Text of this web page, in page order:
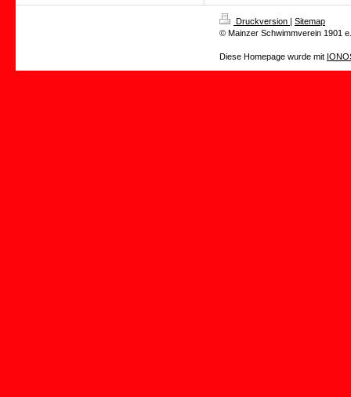
Druckversion | Sitemap
© Mainzer Schwimmverein 1901
Diese Homepage wurde mit